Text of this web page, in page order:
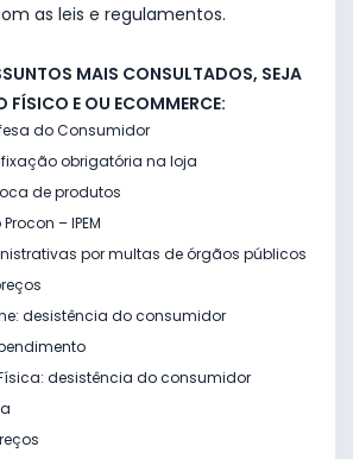
as leis e regulamentos.
MAIS CONSULTADOS, SEJA
FÍSICO E OU ECOMMERCE:
do Consumidor
obrigatória na loja
de produtos
– IPEM
por multas de órgãos públicos
desistência do consumidor
desistência do consumidor